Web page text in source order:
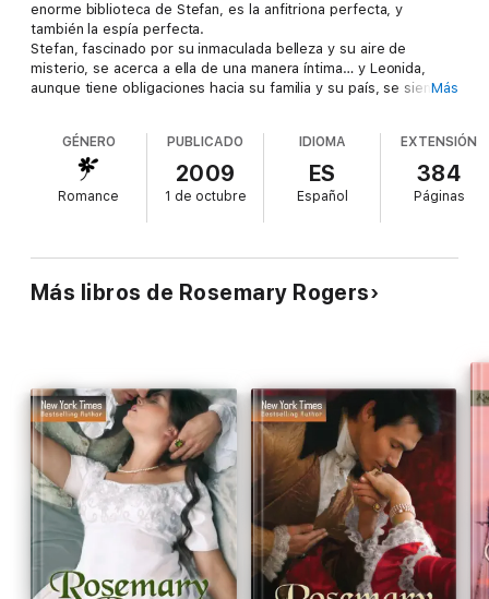
enorme biblioteca de Stefan, es la anfitriona perfecta, y
también la espía perfecta.
Stefan, fascinado por su inmaculada belleza y su aire de
misterio, se acerca a ella de una manera íntima… y Leonida,
aunque tiene obligaciones hacia su familia y su país, se siente
espionaje y engaños, los dos se enfrentarán a una elección que
sólo podrán hacer por amor.
New York Times Book Review
Más
GÉNERO
Romance
PUBLICADO
2009
1 de octubre
IDIOMA
ES
Español
EXTENSIÓN
384
Páginas
Más libros de Rosemary Rogers